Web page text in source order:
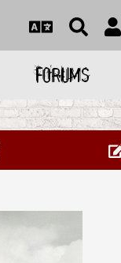
FORUMS